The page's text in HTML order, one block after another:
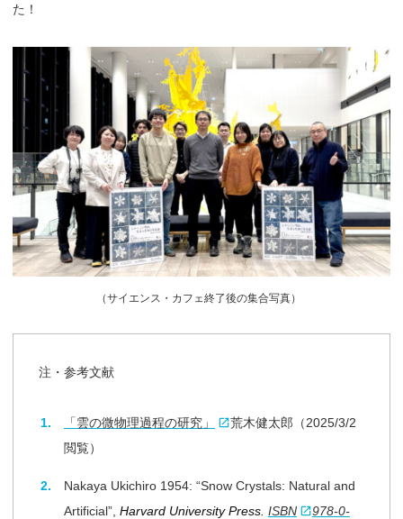
た！
（サイエンス・カフェ終了後の集合写真）
注・参考文献
「雲の微物理過程の研究」
荒木健太郎（2025/3/2
閲覧）
Nakaya Ukichiro 1954: “Snow Crystals: Natural and
Artificial”, Harvard University Press. ISBN 978-0-